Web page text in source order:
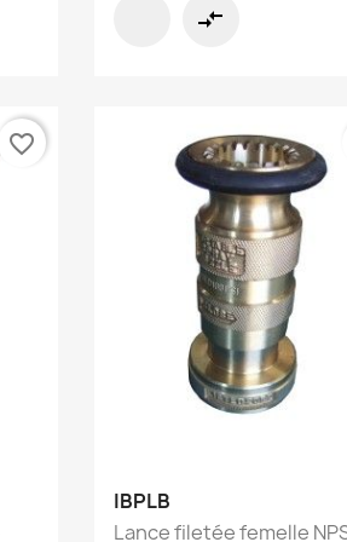
compare_arrows
favorite_border

IBPLB
Lance filetée femelle